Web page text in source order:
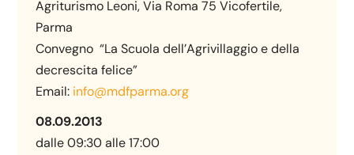
Agriturismo Leoni, Via Roma 75 Vicofertile,
Parma
Convegno “La Scuola dell’Agrivillaggio e della
decrescita felice”
Email: info@mdfparma.org
08.09.2013
dalle 09:30 alle 17:00